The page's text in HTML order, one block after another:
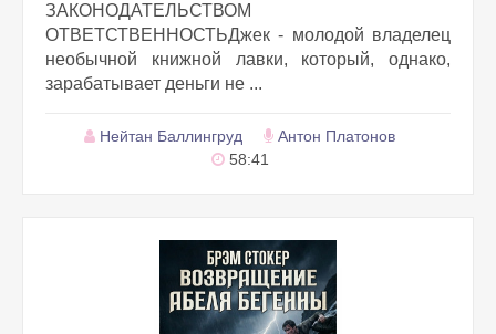
ЗАКОНОДАТЕЛЬСТВОМ
ОТВЕТСТВЕННОСТЬДжек - молодой владелец
необычной книжной лавки, который, однако,
зарабатывает деньги не ...
Нейтан Баллингруд
Антон Платонов
58:41